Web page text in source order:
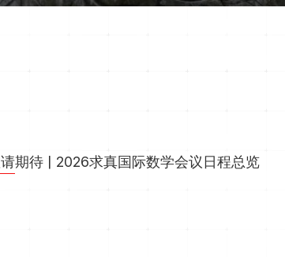
期待 | 2026求真国际数学会议日程总览